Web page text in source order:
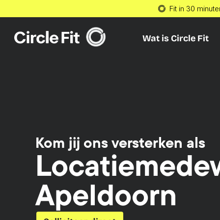
Fit in 30
Wat is Circle Fit
Kom jij ons versterken als
Apeldoorn